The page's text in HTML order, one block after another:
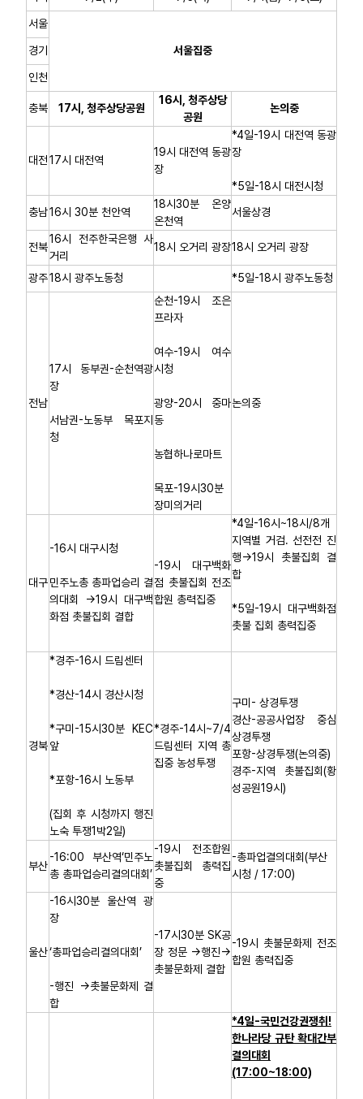
서울
서울집중
경기
인천
충북 17시, 청주상당공원
16시, 청주상당
공원
논의중
대전17시 대전역
19시 대전역 동광
장
*4일-19시 대전역 동광
장
*5일-18시 대전시청
충남16시 30분 천안역
18시30분 온양
온천역
서울상경
전북
16시 전주한국은행 사
거리
18시 오거리 광장18시 오거리 광장
광주18시 광주노동청 *5일-18시 광주노동청
전남
17시 동부권-순천역광
장
서남권-노동부 목포지
청
순천-19시 조은
프라자
여수-19시 여수
시청
광양-20시 중마
동
농협하나로마트
목포-19시30분
장미의거리
논의중
대구
-16시 대구시청
민주노총 총파업승리 결
의대회 →19시 대구백
화점 촛불집회 결합
-19시 대구백화
점 촛불집회 전조
합원 총력집중
*4일-16시~18시/8개
지역별 거검. 선전전 진
행→19시 촛불집회 결
합
*5일-19시 대구백화점
촛불 집회 총력집중
경북
*경주-16시 드림센터
*경산-14시 경산시청
*구미-15시30분 KEC
앞
*포항-16시 노동부
(집회 후 시청까지 행진
노숙 투쟁1박2일)
*경주-14시~7/4
드림센터 지역 총
집중 농성투쟁
구미- 상경투쟁
경산-공공사업장 중심
상경투쟁
포항-상경투쟁(논의중)
경주-지역 촛불집회(황
성공원19시)
부산
-16:00 부산역‘민주노
총 총파업승리결의대회’
-19시 전조합원
촛불집회 총력집
중
-총파업결의대회(부산
시청 / 17:00)
울산
-16시30분 울산역 광
장
‘총파업승리결의대회’
-행진 →촛불문화제 결
합
-17시30분 SK공
장 정문 →행진→
촛불문화제 결합
-19시 촛불문화제 전조
합원 총력집중
*4일-국민건강권쟁취!
한나라당 규탄 확대간부
결의대회
(17:00~18:00)